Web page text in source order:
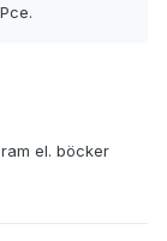
el. böcker